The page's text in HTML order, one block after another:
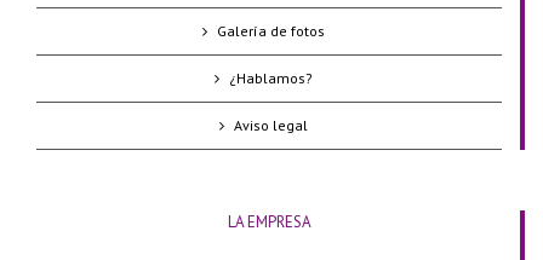
Galería de fotos
¿Hablamos?
Aviso legal
LA EMPRESA